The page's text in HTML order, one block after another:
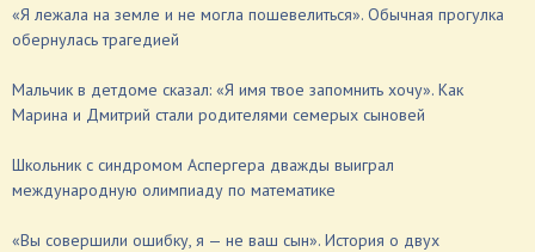
«Я лежала на земле и не могла пошевелиться». Обычная прогулка
обернулась трагедией
Мальчик в детдоме сказал: «Я имя твое запомнить хочу». Как
Марина и Дмитрий стали родителями семерых сыновей
Школьник с синдромом Аспергера дважды выиграл
международную олимпиаду по математике
«Вы совершили ошибку, я — не ваш сын». История о двух